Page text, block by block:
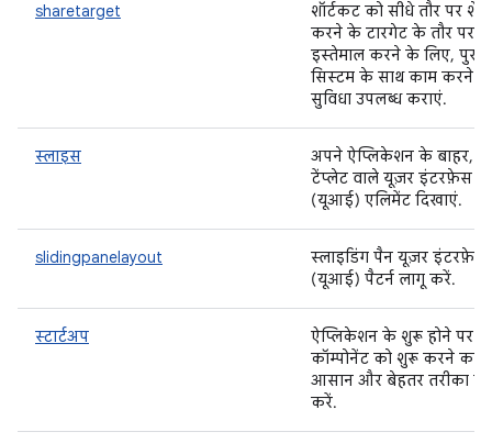
sharetarget
शॉर्टकट को सीधे तौर पर
करने के टारगेट के तौर पर
इस्तेमाल करने के लिए, पुराने
सिस्टम के साथ काम करने
सुविधा उपलब्ध कराएं.
स्लाइस
अपने ऐप्लिकेशन के बाहर,
टेंप्लेट वाले यूज़र इंटरफ़ेस
(यूआई) एलिमेंट दिखाएं.
slidingpanelayout
स्लाइडिंग पैन यूज़र इंटरफ़ेस
(यूआई) पैटर्न लागू करें.
स्टार्टअप
ऐप्लिकेशन के शुरू होने पर
कॉम्पोनेंट को शुरू करने का
आसान और बेहतर तरीका
करें.